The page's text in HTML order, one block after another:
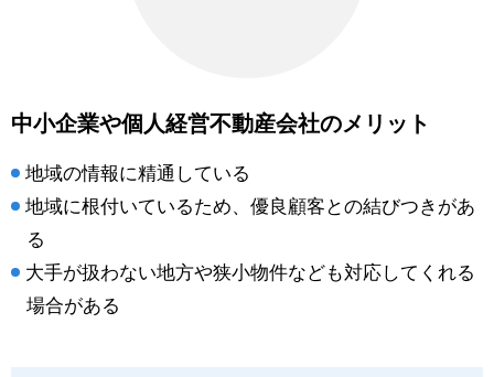
中小企業や個人経営不動産会社のメリット
地域の情報に精通している
地域に根付いているため、優良顧客との結びつきがあ
る
大手が扱わない地方や狭小物件なども対応してくれる
場合がある